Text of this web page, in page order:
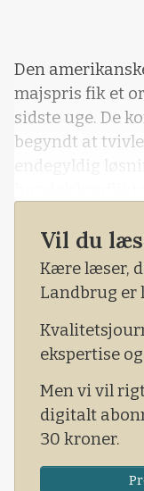
Den
majspris fik et
sidste uge. De
begyndt at
endegyldig
markedet og
et meget
USA og her i
Dog er der nu
Vil du
Kære læser,
Landbrug er
ekspertise
Men vi vil
digitalt
30 kroner.